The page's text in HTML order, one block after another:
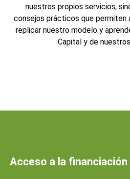
nuestros propios servicios,
consejos prácticos que permiten
replicar nuestro modelo y
Capital y de
Acceso a la financiación